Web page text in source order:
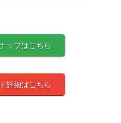
ップはこちら
詳細はこちら